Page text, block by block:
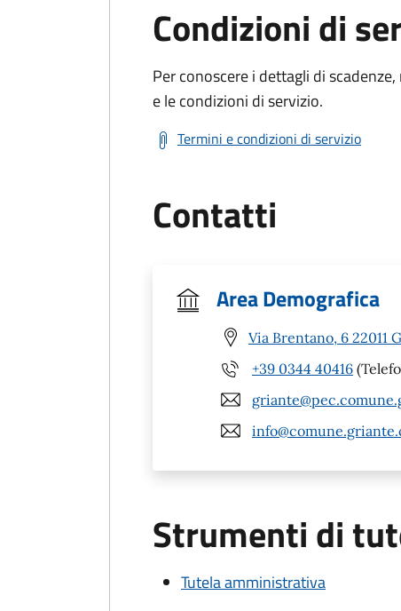
Condizioni di
Per conoscere i dettagli di
e le condizioni di servizio.
Termini e condizioni di servizio
Contatti
Area Demografica
Via Brentano, 6 22011
+39 0344 40416
Strumenti di
Tutela amministrativa